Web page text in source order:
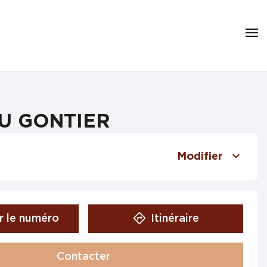
GONTIER
Modifier
le numéro Itinéraire
Contacter